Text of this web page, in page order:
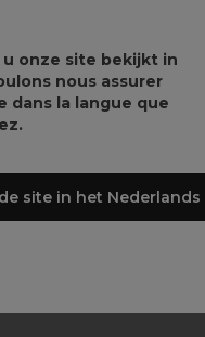
onze site bekijkt in
nous assurer
dans la langue que
site in het Nederlands